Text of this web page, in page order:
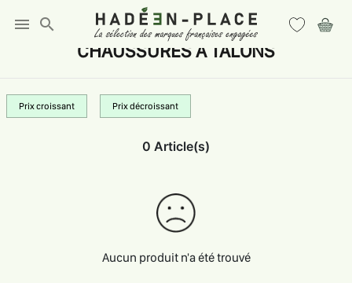
menu search
CHAUSSURES A TALONS
Prix croissant Prix décroissant
0 Article(s)
Aucun produit n'a été trouvé